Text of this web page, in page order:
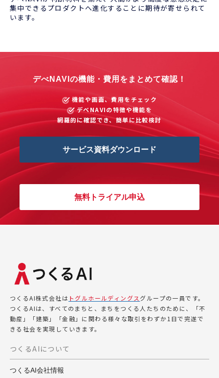
集中できるプロダクトへ進化することに期待が寄せられて
います。
デべNAVIの機能・費用をまとめて確認！
機能や画面、費用をチェック
デべNAVIの特徴や機能を
網羅的に確認でき、簡単に比較検討
サービス資料ダウンロード
無料トライアル申込
つくるAI株式会社は トグルホールディングス グループの一員です。
つくるAIは、すべてのまちと、まちをつくる人たちのために、「不
動産」「建築」「金融」に関わる様々な取引をわずか1日で完遂で
きる社会を実現していきます。
つくるAIについて
つくるAI会社情報